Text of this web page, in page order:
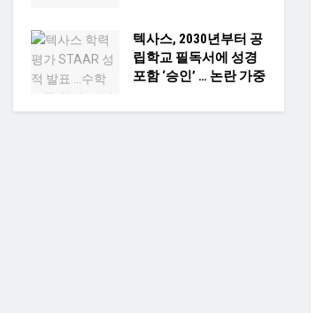
텍사스, 2030년부터 공
립학교 필독서에 성경
포함 ‘승인’ … 논란 가중